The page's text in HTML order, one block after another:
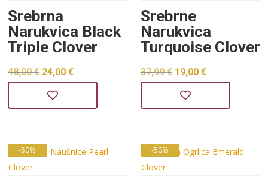
Srebrna
Narukvica Black
Triple Clover
48,00€ Izvorna
cijena
bila
48,00 €.
24,00€
je:
Srebrne
Narukvica
Turquoise Clover
37,99€ Izvorna
cijena
bila
37,99 €.
19,00 €
je:
-50% -50%